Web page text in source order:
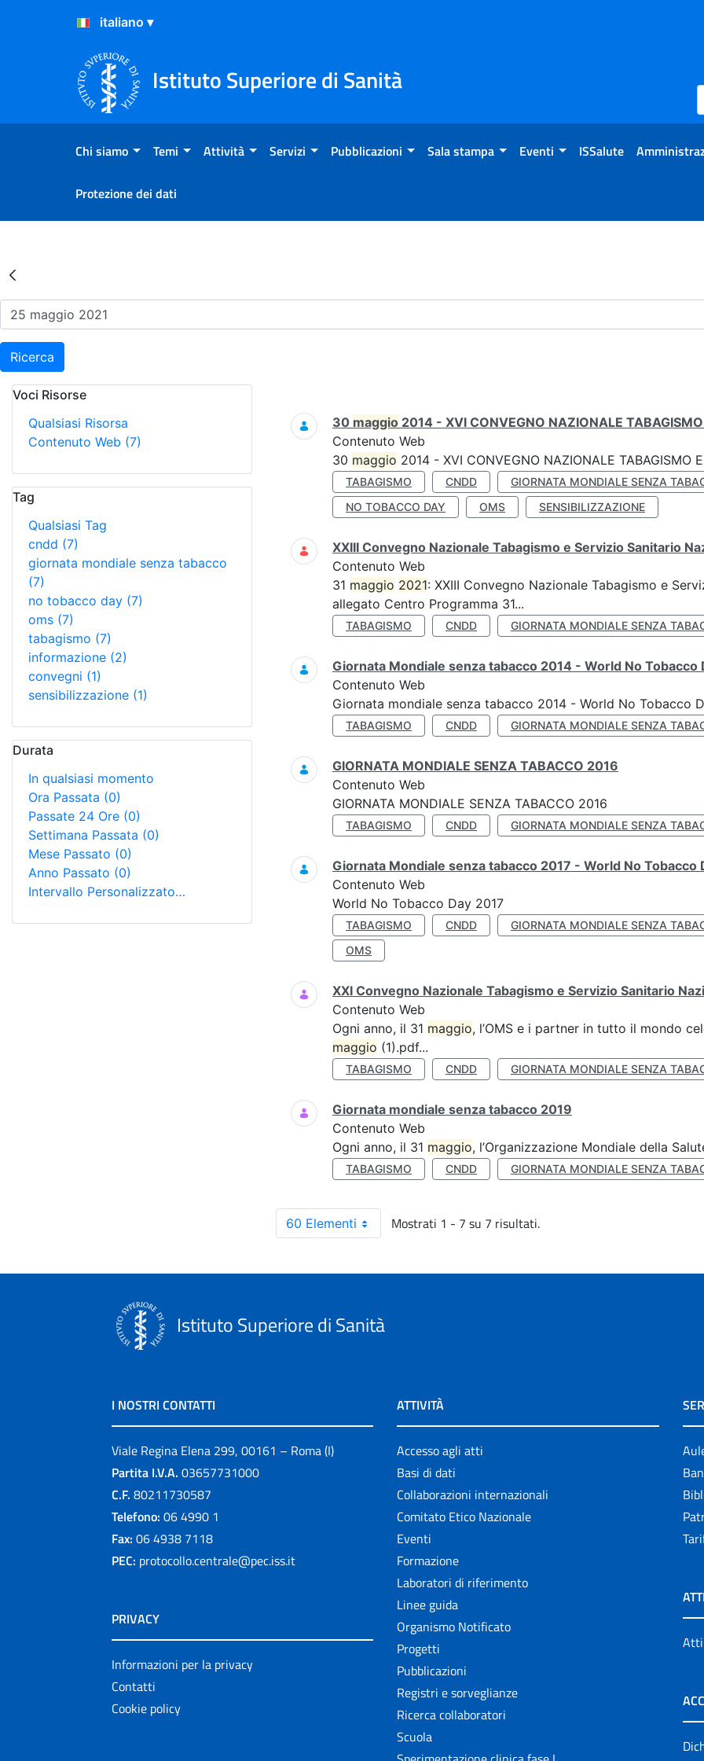
Salta al Contenuto
Salta al Footer
Istituto Superiore di Sanità
Chi siamo Temi Attività Servizi Pubblicazioni Sala stampa Eventi ISSalute
Protezione dei dati
Risultati della Ricerca - Eventi
Ricerca
Voci Risorse
Qualsiasi Risorsa
Contenuto Web (7)
Tag
Qualsiasi Tag
cndd (7)
giornata mondiale senza tabacco
(7)
no tobacco day (7)
oms (7)
tabagismo (7)
informazione (2)
convegni (1)
sensibilizzazione (1)
Durata
In qualsiasi momento
Ora Passata (0)
Passate 24 Ore (0)
Settimana Passata (0)
Mese Passato (0)
Anno Passato (0)
Intervallo Personalizzato…
Ricerca
30 maggio 2014 - XVI CONVEGNO NAZIONALE
Contenuto Web
30 maggio 2014 - XVI CONVEGNO NAZIONALE TABAGISMO
TABAGISMO CNDD GIORNATA MONDIALE SENZA
NO TOBACCO DAY
OMS SENSIBILIZZAZIONE
XXIII Convegno Nazionale Tabagismo e Servizio Sanitario
Contenuto Web
31 maggio 2021: XXIII Convegno Nazionale Tabagismo e
allegato Centro Programma 31...
TABAGISMO CNDD GIORNATA MONDIALE SENZA
Giornata Mondiale senza tabacco 2014 - World No Tobacco
Contenuto Web
Giornata mondiale senza tabacco 2014 - World No Tobacco
TABAGISMO CNDD GIORNATA MONDIALE SENZA
GIORNATA MONDIALE SENZA TABACCO 2016
Contenuto Web
GIORNATA MONDIALE SENZA TABACCO 2016
TABAGISMO CNDD GIORNATA MONDIALE SENZA
Giornata Mondiale senza tabacco 2017 - World No Tobacco
Contenuto Web
World No Tobacco Day 2017
TABAGISMO CNDD GIORNATA MONDIALE SENZA
OMS
XXI Convegno Nazionale Tabagismo e Servizio Sanitario
Contenuto Web
Ogni anno, il 31 maggio, l’OMS e i partner in tutto il mondo
maggio (1).pdf...
TABAGISMO CNDD GIORNATA MONDIALE SENZA
Giornata mondiale senza tabacco 2019
Contenuto Web
Ogni anno, il 31 maggio, l’Organizzazione Mondiale della
TABAGISMO CNDD GIORNATA MONDIALE SENZA
60 Elementi Mostrati 1 - 7 su 7 risultati.
Istituto Superiore di Sanità
I NOSTRI CONTATTI
Viale Regina Elena 299, 00161 – Roma (I)
Partita I.V.A. 03657731000
C.F. 80211730587
Telefono: 06 4990 1
Fax: 06 4938 7118
PEC: protocollo.centrale@pec.iss.it
PRIVACY
Informazioni per la privacy
Contatti
Cookie policy
ATTIVITÀ
Accesso agli atti
Basi di dati
Collaborazioni internazionali
Comitato Etico Nazionale
Eventi
Formazione
Laboratori di riferimento
Linee guida
Organismo Notificato
Progetti
Pubblicazioni
Registri e sorveglianze
Ricerca collaboratori
Scuola
Atti